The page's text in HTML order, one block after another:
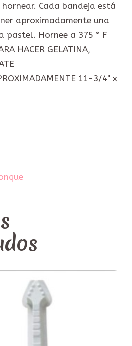
Cada bandeja está
aproximadamente una
pastel. Hornee a 375 ° F
HACER GELATINA,
11-3/4" x